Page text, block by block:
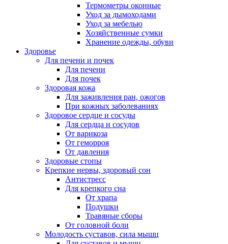
Термометры оконные
Уход за дымоходами
Уход за мебелью
Хозяйственные сумки
Хранение одежды, обуви
Здоровье
Для печени и почек
Для печени
Для почек
Здоровая кожа
Для заживления ран, ожогов
При кожных заболеваниях
Здоровое сердце и сосуды
Для сердца и сосудов
От варикоза
От геморроя
От давления
Здоровые стопы
Крепкие нервы, здоровый сон
Антистресс
Для крепкого сна
От храпа
Подушки
Травяные сборы
От головной боли
Молодость суставов, сила мышц